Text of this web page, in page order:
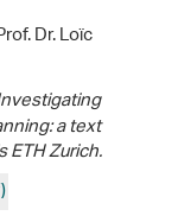
Dr. Loïc
a text
Zurich.